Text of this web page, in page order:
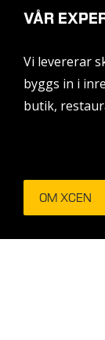
VÅR
Vi levererar
byggs in i
butik,
OM XCEN